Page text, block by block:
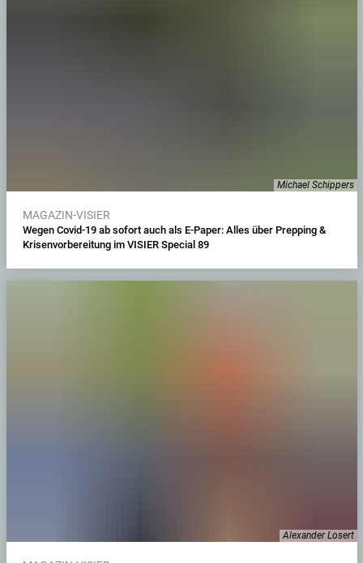
Michael Schippers
MAGAZIN-VISIER
Wegen Covid-19 ab sofort auch als E-Paper: Alles über Prepping &
Krisenvorbereitung im VISIER Special 89
Alexander Losert